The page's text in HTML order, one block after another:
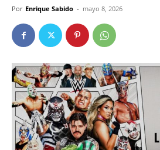
Por Enrique Sabido - mayo 8, 2026